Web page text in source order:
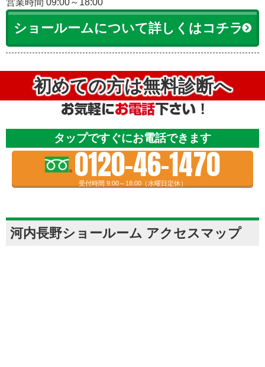
ショールームについて詳しくはコチラ
初めての方は無料診断へ
タップですぐにお電話できます
0120-46-1470
受付時間 9:00～18:00（水曜日定休）
河内長野ショールーム アクセスマップ